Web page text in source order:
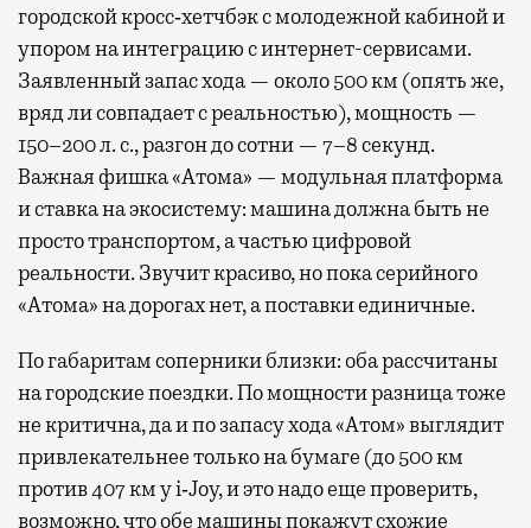
городской кросс‑хетчбэк с молодежной кабиной и
упором на интеграцию с интернет-сервисами.
Заявленный запас хода — около 500 км (опять же,
вряд ли совпадает с реальностью), мощность —
150–200 л. с., разгон до сотни — 7–8 секунд.
Важная фишка «Атома» — модульная платформа
и ставка на экосистему: машина должна быть не
просто транспортом, а частью цифровой
реальности. Звучит красиво, но пока серийного
«Атома» на дорогах нет, а поставки единичные.
По габаритам соперники близки: оба рассчитаны
на городские поездки. По мощности разница тоже
не критична, да и по запасу хода «Атом» выглядит
привлекательнее только на бумаге (до 500 км
против 407 км у i‑Joy, и это надо еще проверить,
возможно, что обе машины покажут схожие